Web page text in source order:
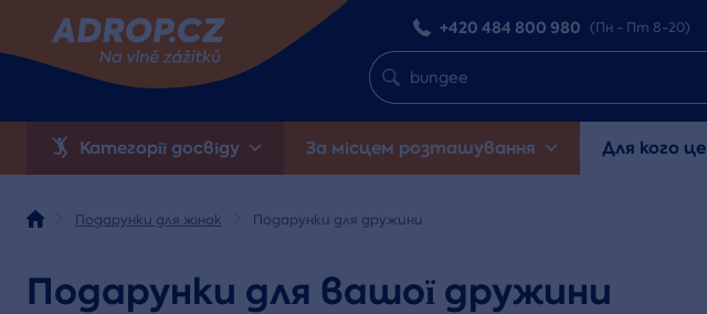
+420 484 800 980 (Пн - Пт 8-20)
Категорії досвіду За місцем розташування Для кого це
Подарунки для жінок Подарунки для дружини
Подарунки для вашої дружини